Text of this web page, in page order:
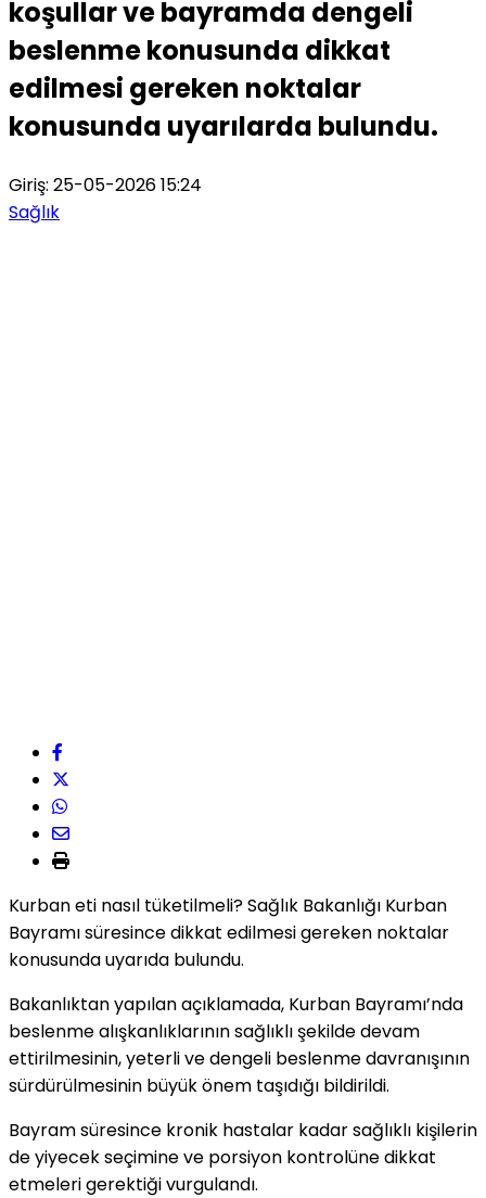
koşullar ve bayramda dengeli
beslenme konusunda dikkat
edilmesi gereken noktalar
konusunda uyarılarda bulundu.
Giriş: 25-05-2026 15:24
Sağlık
Kurban eti nasıl tüketilmeli? Sağlık Bakanlığı Kurban
Bayramı süresince dikkat edilmesi gereken noktalar
konusunda uyarıda bulundu.
Bakanlıktan yapılan açıklamada, Kurban Bayramı’nda
beslenme alışkanlıklarının sağlıklı şekilde devam
ettirilmesinin, yeterli ve dengeli beslenme davranışının
sürdürülmesinin büyük önem taşıdığı bildirildi.
Bayram süresince kronik hastalar kadar sağlıklı kişilerin
de yiyecek seçimine ve porsiyon kontrolüne dikkat
etmeleri gerektiği vurgulandı.